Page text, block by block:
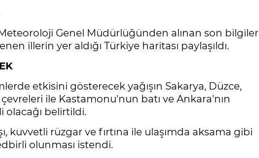
Genel Müdürlüğünden alınan son bilgiler
illerin yer aldığı Türkiye haritası paylaşıldı.
etkisini gösterecek yağışın Sakarya, Düzce,
ile Kastamonu'nun batı ve Ankara'nın
olacağı belirtildi.
kuvvetli rüzgar ve fırtına ile ulaşımda aksama gibi
olunması istendi.